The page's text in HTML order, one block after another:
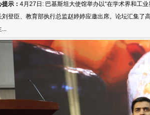
提示： 4月27日: 巴基斯坦大使馆举办以“在学术界和工
刘登臣、教育部执行总监赵婷婷应邀出席。论坛汇集了
...